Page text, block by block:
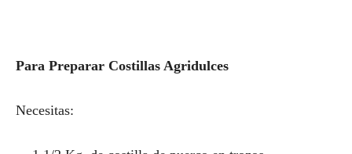
Para Preparar Costillas Agridulces
Necesitas: